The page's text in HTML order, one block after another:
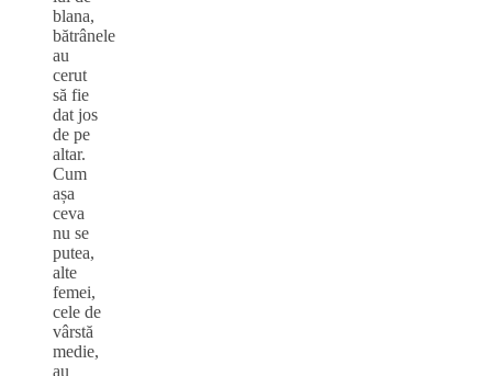
blana,
bătrânele
au
cerut
să fie
dat jos
de pe
altar.
Cum
așa
ceva
nu se
putea,
alte
femei,
cele de
vârstă
medie,
au